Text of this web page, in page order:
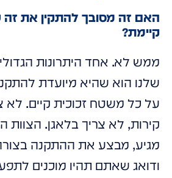
האם זה מסובך להתקין את זה
קיימת?
ממש לא. אחד היתרונות
שלנו הוא שהיא מיועדת
על כל משטח זכוכית קיים. לא
קירות, לא צריך בלאגן. הצוות
מגיע, מבצע את ההתקנה בצורה
ודואג שאתם תהיו מוכנים